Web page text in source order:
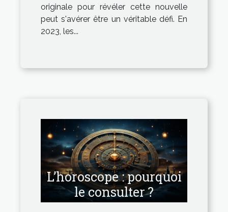
originale pour révéler cette nouvelle
peut s'avérer être un véritable défi. En
2023, les...
L’horoscope : pourquoi
le consulter ?